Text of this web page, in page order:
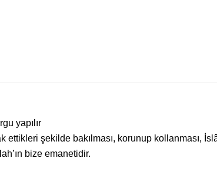
yapılır
ettikleri şekilde bakılması, korunup kollanması,
bize emanetidir.